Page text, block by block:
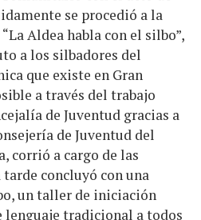
se procedió a la
Aldea habla con el silbo”,
a los silbadores del
que existe en Gran
a través del trabajo
de Juventud gracias a
de Juventud del
corrió a cargo de las
concluyó con una
un taller de iniciación
lenguaje tradicional a todos